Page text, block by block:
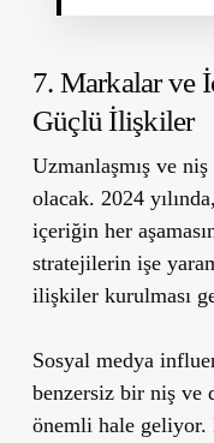
7. Markalar ve
Güçlü İlişkiler
Uzmanlaşmış ve
olacak. 2024
içeriğin her
stratejilerin işe
ilişkiler kurulması
Sosyal medya
benzersiz bir niş ve
önemli hale geliyor.